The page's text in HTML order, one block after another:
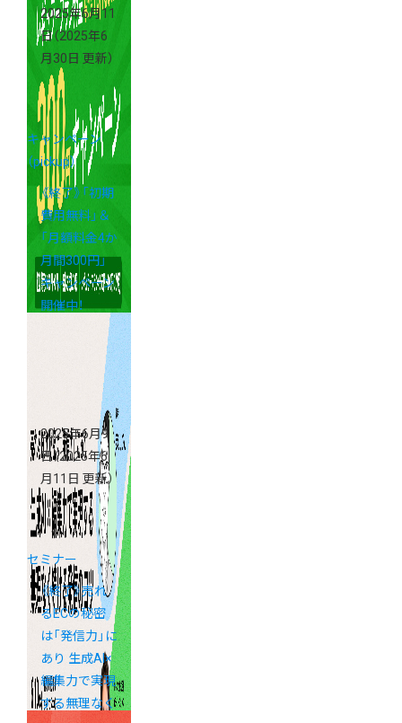
2025年6月11
日（2025年6
月30日 更新）
キャンペーン
（pickup）
《終了》「初期
費用無料」＆
「月額料金4か
月間300円」
キャンペーン
開催中！
2025年6月9
日（2025年6
月11日 更新）
セミナー
《終了》売れ
るECの秘密
は「発信力」に
あり 生成AI×
編集力で実現
する無理なく